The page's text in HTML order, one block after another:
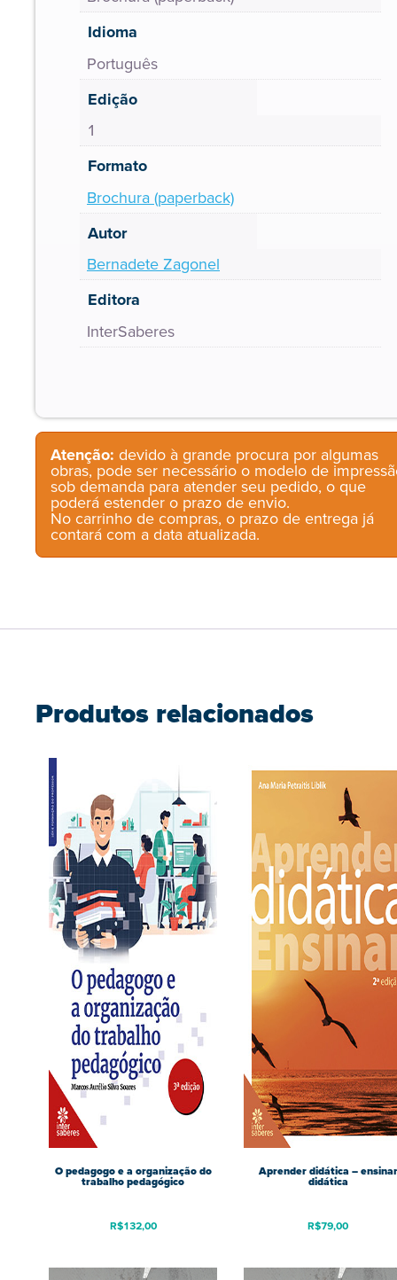
Idioma
Português
Edição
1
Formato
Brochura (paperback)
Autor
Bernadete Zagonel
Editora
InterSaberes
Atenção: devido à grande procura por algumas
obras, pode ser necessário o modelo de
sob demanda para atender seu pedido, o que
poderá estender o prazo de envio.
No carrinho de compras, o prazo de entrega já
contará com a data atualizada.
Produtos relacionados
O pedagogo e a organização do
trabalho pedagógico
R$132,00
Aprender didática – ensinar
didática
R$79,00